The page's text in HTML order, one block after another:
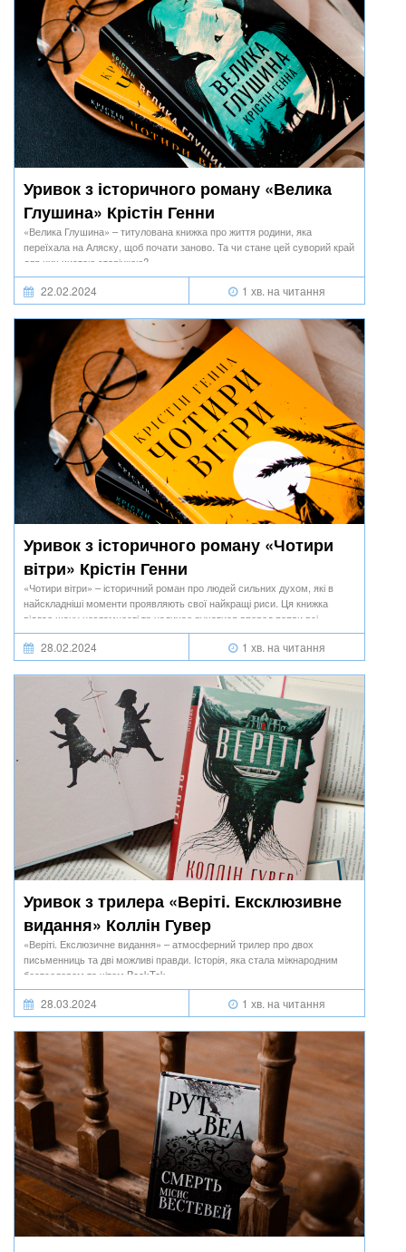
Уривок з історичного роману «Велика
Глушина» Крістін Генни
«Велика Глушина» – титулована книжка про життя родини, яка
переїхала на Аляску, щоб почати заново. Та чи стане цей суворий край
для них чистою сторінкою?
22.02.2024 1 хв. на читання
Уривок з історичного роману «Чотири
вітри» Крістін Генни
«Чотири вітри» – історичний роман про людей сильних духом, які в
найскладніші моменти проявляють свої найкращі риси. Ця книжка
віддає шану незламності та надихає рухатися вперед попри всі
перешкоди.
28.02.2024 1 хв. на читання
Уривок з трилера «Веріті. Ексклюзивне
видання» Коллін Гувер
«Веріті. Екслюзичне видання» – атмосферний трилер про двох
письменниць та дві можливі правди. Історія, яка стала міжнародним
бестселером та хітом BookTok.
28.03.2024 1 хв. на читання